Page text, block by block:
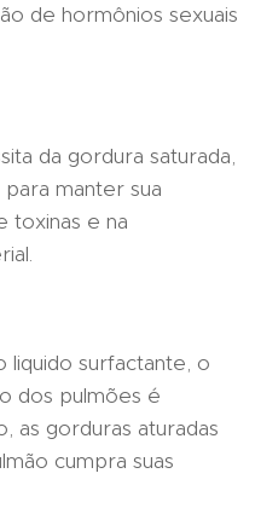
de hormônios sexuais
da gordura saturada,
manter sua
toxinas e na
liquido surfactante, o
dos pulmões é
as gorduras aturadas
cumpra suas